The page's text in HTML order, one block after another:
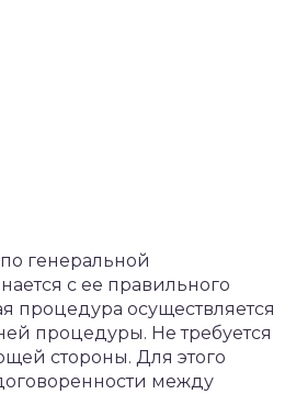
генеральной
с ее правильного
процедура осуществляется
процедуры. Не требуется
стороны. Для этого
между